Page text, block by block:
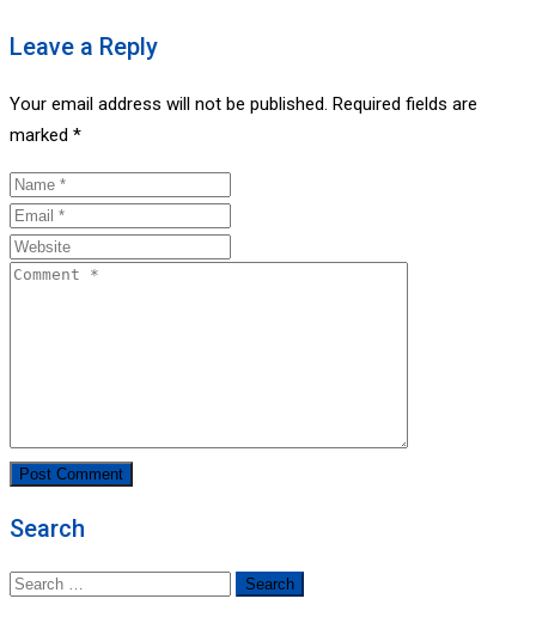
Leave a Reply
Your email address will not be published. Required fields are
marked *
Search
Search